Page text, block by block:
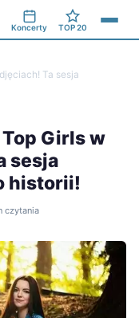
Koncerty TOP 20
Ta sesja
Girls w
sesja
historii!
czytania